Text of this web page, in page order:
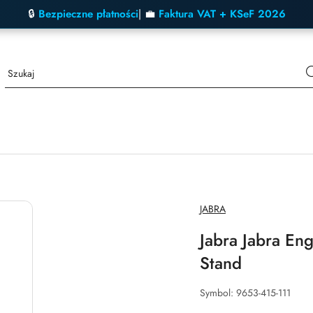
🔒 Bezpieczne płatności| 💼 Faktura VAT + KSeF 2026
NAZWA
PRODUCENTA:
JABRA
Jabra Jabra
Stand
Symbol: 9653-415-111